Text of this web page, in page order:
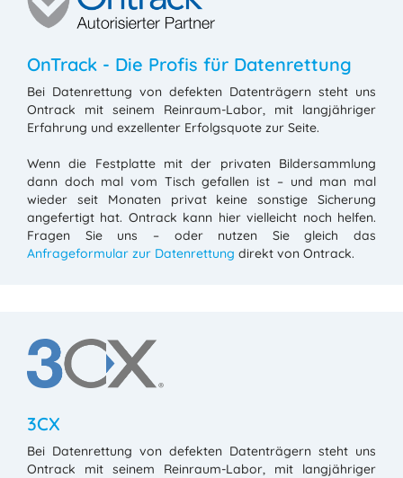
OnTrack - Die Profis für Datenrettung
Bei Datenrettung von defekten Datenträgern steht uns
Ontrack mit seinem Reinraum-Labor, mit langjähriger
Erfahrung und exzellenter Erfolgsquote zur Seite.
Wenn die Festplatte mit der privaten Bildersammlung
dann doch mal vom Tisch gefallen ist – und man mal
wieder seit Monaten privat keine sonstige Sicherung
angefertigt hat. Ontrack kann hier vielleicht noch helfen.
Fragen Sie uns – oder nutzen Sie gleich das
Anfrageformular zur Datenrettung direkt von Ontrack.
3CX
Bei Datenrettung von defekten Datenträgern steht uns
Ontrack mit seinem Reinraum-Labor, mit langjähriger